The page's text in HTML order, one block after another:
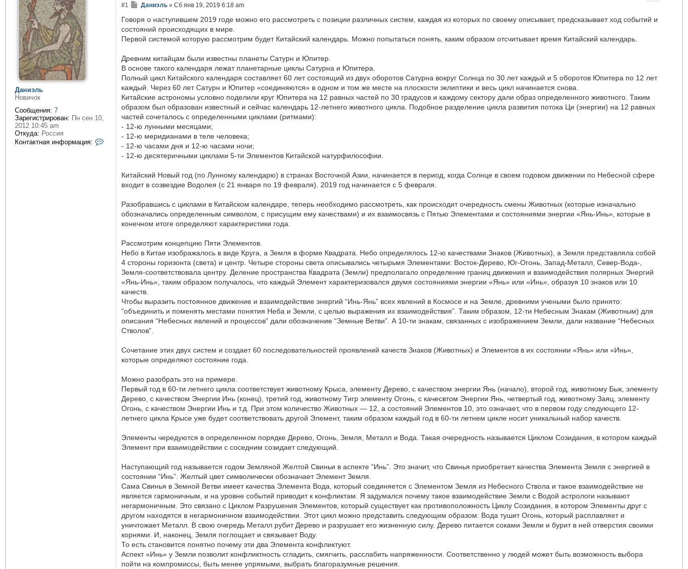
Даниэль
Новичок
Сообщения: 7
Зарегистрирован: Пн сен 10,
2012 10:45 am
Откуда: Россия
Контактная информация:
#1
С
о
щ
е
е
Даниэль »Сб янв 19, 2019 6:18 am
Говоря о наступившем 2019 годе можно его рассмотреть с позиции различных систем, каждая из которых по своему описывает, предсказывает ход событий и
состояний происходящих в мире.
Первой системой которую рассмотрим будет Китайский календарь. Можно попытаться понять, каким образом отсчитывает время Китайский календарь.
Древним китайцам были известны планеты Сатурн и Юпитер.
В основе такого календаря лежат планетарные циклы Сатурна и Юпитера.
Полный цикл Китайского календаря составляет 60 лет состоящий из двух оборотов Сатурна вокруг Солнца по 30 лет каждый и 5 оборотов Юпитера по 12 лет
каждый. Через 60 лет Сатурн и Юпитер «соединяются» в одном и том же месте на плоскости эклиптики и весь цикл начинается снова.
Китайские астрономы условно поделили круг Юпитера на 12 равных частей по 30 градусов и каждому сектору дали образ определенного животного. Таким
образом был образован известный и сейчас календарь 12-летнего животного цикла. Подобное разделение цикла развития потока Ци (энергии) на 12 равных
частей сочеталось с определенными циклами (ритмами):
- 12-ю лунными месяцами;
- 12-ю меридианами в теле человека;
- 12-ю часами дня и 12-ю часами ночи;
- 12-ю десятеричными циклами 5-ти Элементов Китайской натурфилософии.
Китайский Новый год (по Лунному календарю) в странах Восточной Азии, начинается в период, когда Солнце в своем годовом движении по Небесной сфере
входит в созвездие Водолея (с 21 января по 19 февраля). 2019 год начинается с 5 февраля.
Разобравшись с циклами в Китайском календаре, теперь необходимо рассмотреть, как происходит очередность смены Животных (которые изначально
обозначались определенным символом, с присущим ему качествами) и их взаимосвязь с Пятью Элементами и состояниями энергии «Янь-Инь», которые в
конечном итоге определяют характеристики года.
Рассмотрим концепцию Пяти Элементов.
Небо в Китае изображалось в виде Круга, а Земля в форме Квадрата. Небо определялось 12-ю качествами Знаков (Животных), а Земля представляла собой
4 стороны горизонта (света) и центр. Четыре стороны света описывались четырьмя Элементами: Восток-Дерево, Юг-Огонь, Запад-Металл, Север-Вода-,
Земля-соответствовала центру. Деление пространства Квадрата (Земли) предполагало определение границ движения и взаимодействия полярных Энергий
«Янь-Инь», таким образом получалось, что каждый Элемент характеризовался двумя состояниями энергии «Янь» или «Инь», образуя 10 знаков или 10
качеств.
Чтобы выразить постоянное движение и взаимодействие энергий “Инь-Янь” всех явлений в Космосе и на Земле, древними учеными было принято:
“объединить и поменять местами понятия Неба и Земли, с целью выражения их взаимодействия”. Таким образом, 12-ти Небесным Знакам (Животным) для
описания “Небесных явлений и процессов” дали обозначение “Земные Ветви”. А 10-ти знакам, связанных с изображением Земли, дали название “Небесных
Стволов”.
Сочетание этих двух систем и создает 60 последовательностей проявлений качеств Знаков (Животных) и Элементов в их состоянии «Янь» или «Инь»,
которые определяют состояние года.
Можно разобрать это на примере.
Первый год в 60-ти летнего цикла соответствует животному Крыса, элементу Дерево, с качеством энергии Янь (начало), второй год, животному Бык, элементу
Дерево, с качеством Энергии Инь (конец), третий год, животному Тигр элементу Огонь, с качесвтом Энергии Янь, четвертый год, животному Заяц, элементу
Огонь, с качеством Энергии Инь и т.д. При этом количество Животных — 12, а состояний Элементов 10, это означает, что в первом году следующего 12-
летнего цикла Крысе уже будет соответствовать другой Элемент, таким образом каждый год в 60-ти летнем цикле носит уникальный набор качеств.
Элементы чередуются в определенном порядке Дерево, Огонь, Земля, Металл и Вода. Такая очередность называется Циклом Созидания, в котором каждый
Элемент при взаимодействии с соседним созидает следующий.
Наступающий год называется годом Земляной Желтой Свиньи в аспекте “Инь”. Это значит, что Свинья приобретает качества Элемента Земля с энергией в
состоянии “Инь”. Желтый цвет символически обозначает Элемент Земля.
Сама Свинья в Земной Ветви имеет качества Элемента Вода, который соединяется с Элементом Земля из Небесного Ствола и такое взаимодействие не
является гармоничным, и на уровне событий приводит к конфликтам. Я задумался почему такое взаимодействие Земли с Водой астрологи называют
негармоничным. Это связано с Циклом Разрушения Элементов, который существует как противоположность Циклу Созидания, в котором Элементы друг с
другом находятся в негармоничном взаимодействии. Этот цикл можно представить следующим образом: Вода тушит Огонь, который расплавляет и
уничтожает Металл. В свою очередь Металл рубит Дерево и разрушает его жизненную силу. Дерево питается соками Земли и бурит в ней отверстия своими
корнями. И, наконец, Земля поглощает и связывает Воду.
То есть становится понятно почему эти два Элемента конфликтуют.
Аспект «Инь» у Земли позволит конфликтность сгладить, смягчить, расслабить напряженности. Соответственно у людей может быть возможность выбора
пойти на компромиссы, быть менее упрямыми, выбрать благоразумные решения.